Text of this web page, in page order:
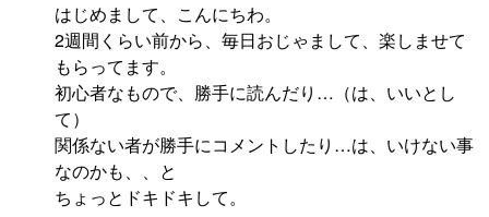
はじめまして、こんにちわ。
2週間くらい前から、毎日おじゃまして、楽しませて
もらってます。
初心者なもので、勝手に読んだり…（は、いいとし
て）
関係ない者が勝手にコメントしたり…は、いけない事
なのかも、、と
ちょっとドキドキして。